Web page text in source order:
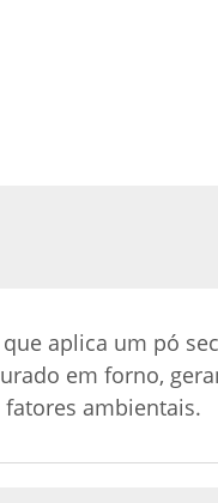
aplica um pó
em forno,
ambientais.